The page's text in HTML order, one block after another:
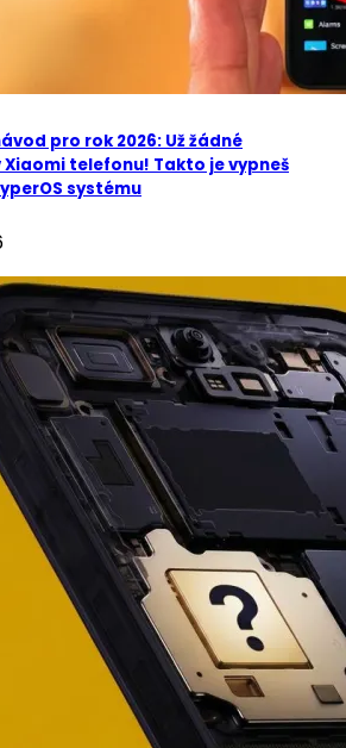
pro rok 2026: Už žádné
Xiaomi telefonu! Takto je vypneš
systému